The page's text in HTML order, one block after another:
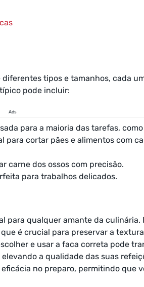
tipos e tamanhos, cada
pode incluir:
Ads
para a maioria das tarefas, como
para cortar pães e alimentos com
carne dos ossos com precisão.
para trabalhos delicados.
para qualquer amante da culinária.
é crucial para preservar a
e usar a faca correta pode
a qualidade das suas
no preparo, permitindo que